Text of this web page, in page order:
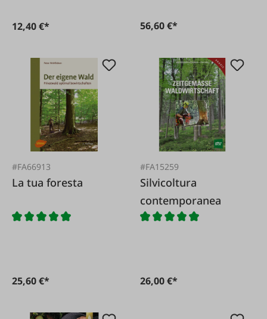
12,40 €* 56,60 €*
#FA66913
La tua foresta
25,60 €*
#FA15259
Silvicoltura
contemporanea
26,00 €*